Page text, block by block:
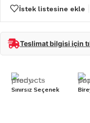
İstek listesine ekle
Teslimat bilgisi için
Sınırsız Seçenek